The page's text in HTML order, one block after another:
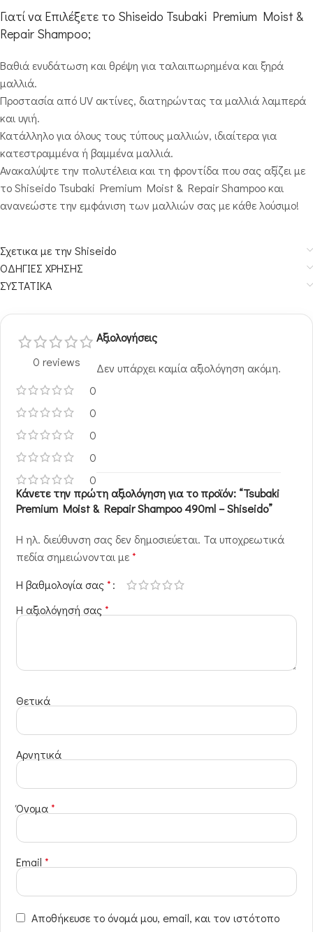
Γιατί να Επιλέξετε το Shiseido Tsubaki Premium Moist &
Repair Shampoo;
Βαθιά ενυδάτωση και θρέψη για ταλαιπωρημένα και ξηρά
μαλλιά.
Προστασία από UV ακτίνες, διατηρώντας τα μαλλιά λαμπερά
και υγιή.
Κατάλληλο για όλους τους τύπους μαλλιών, ιδιαίτερα για
κατεστραμμένα ή βαμμένα μαλλιά.
Ανακαλύψτε την πολυτέλεια και τη φροντίδα που σας αξίζει με
το Shiseido Tsubaki Premium Moist & Repair Shampoo και
ανανεώστε την εμφάνιση των μαλλιών σας με κάθε λούσιμο!
Σχετικα με την Shiseido
ΟΔΗΓΙΕΣ ΧΡΗΣΗΣ
ΣΥΣΤΑΤΙΚΑ
0 reviews
0
0
0
0
0
Αξιολογήσεις
Δεν υπάρχει καμία αξιολόγηση ακόμη.
Κάνετε την πρώτη αξιολόγηση για το προϊόν: “Tsubaki
Premium Moist & Repair Shampoo 490ml – Shiseido”
Η ηλ. διεύθυνση σας δεν δημοσιεύεται. Τα υποχρεωτικά
πεδία σημειώνονται με*
Η βαθμολογία σας*
Η αξιολόγησή σας*
Θετικά
Αρνητικά
Όνομα*
Email *
Αποθήκευσε το όνομά μου, email, και τον ιστότοπο